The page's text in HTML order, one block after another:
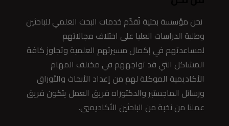
نحن مؤسسة بحثية تُقدّم خدمات البحث العلمي للباحثين
وطلبة الدراسات العليا على اختلاف مجالاتهم
لمساعدتهم في إكمال مسيرتهم العلمية وتجاوز كافة
المشاكل التي قد تواجههم في مختلف المهام
الأكاديمية الموكلة لهم من إعداد الأبحاث والأوراق
ورسائل الماجستير والدكتوراه فريق العمل يتكون فريق
عملنا من نخبة من الباحثين الأكاديميي.